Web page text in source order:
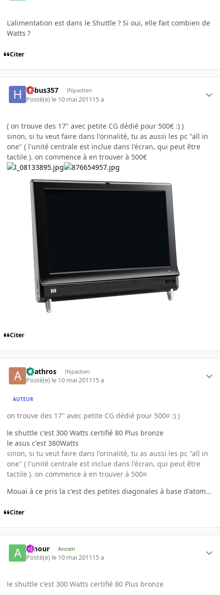
L'alimentation est dans le Shuttle ? Si oui, elle fait combien de
Watts ?
Citer
hebus357 INpactien
Posté(e) le 10 mai 201115 a
( on trouve des 17" avec petite CG dédié pour 500€ :) )
sinon, si tu veut faire dans l'orinalité, tu as aussi les pc "all in
one" ( l'unité centrale est inclue dans l'écran, qui peut être
tactile ). on commence à en trouver à 500€
Citer
anathros INpactien
Posté(e) le 10 mai 201115 a
AUTEUR
on trouve des 17" avec petite CG dédié pour 500¤ :) )
le shuttle c'est 300 Watts certifié 80 Plus bronze
le asus c'est 380Watts
sinon, si tu veut faire dans l'orinalité, tu as aussi les pc "all in
one" ( l'unité centrale est inclue dans l'écran, qui peut être
tactile ). on commence à en trouver à 500¤
Mouai à ce pris la c'est des petites diagonales à base d'atom...
Citer
Amour Ancien
Posté(e) le 10 mai 201115 a
le shuttle c'est 300 Watts certifié 80 Plus bronze